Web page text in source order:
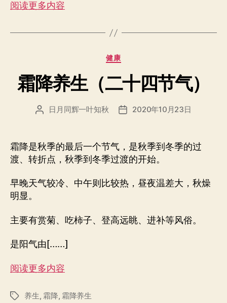
阅读更多内容
分
健康
霜降养生（二十四节气）
文
者
日月同辉一叶知秋
发 2020年10月23日
霜降是秋季的最后一个节气，是秋季到冬季的过
渡、转折点，秋季到冬季过渡的开始。
早晚天气较冷、中午则比较热，昼夜温差大，秋燥
明显。
主要有赏菊、吃柿子、登高远眺、进补等风俗。
是阳气由[……]
阅读更多内容
标
养生 霜降 霜降养生